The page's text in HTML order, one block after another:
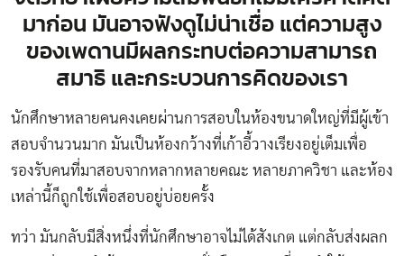
มาก่อน มันอาจฟังดูไม่น่าเชื่อ แต่ความสูง
ของเพดานมีผลกระทบต่อความสามารถ
สมาธิ และกระบวนการคิดของเรา
นักศึกษาหลายคนคงเคยผ่านการสอบในห้องขนาดใหญ่ที่มีผู้เข้า
สอบจำนวนมาก มันเป็นห้องกว้างที่เก้าอี้วางเรียงอยู่เต็มเพื่อ
รองรับคนที่มาสอบจากหลากหลายคณะ หลายภาควิชา และห้อง
เหล่านี้ก็ถูกใช้เพื่อสอบอยู่บ่อยครั้ง
ทว่า มันกลับมีสิ่งหนึ่งที่นักศึกษาอาจไม่ได้สังเกต แต่กลับส่งผลก